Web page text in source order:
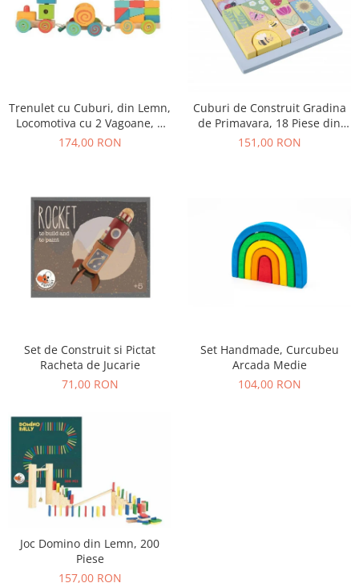
9+ Ani
Trenulet cu Cuburi, din Lemn,
Locomotiva cu 2 Vagoane, 9
Blocuri si Clopotel, 12+ Luni
174,00 RON
Cuburi de Construit Gradina
de Primavara, 18 Piese din
Lemn
151,00 RON
Set de Construit si Pictat
Racheta de Jucarie
71,00 RON
Set Handmade, Curcubeu
Arcada Medie
104,00 RON
Joc Domino din Lemn, 200
Piese
157,00 RON